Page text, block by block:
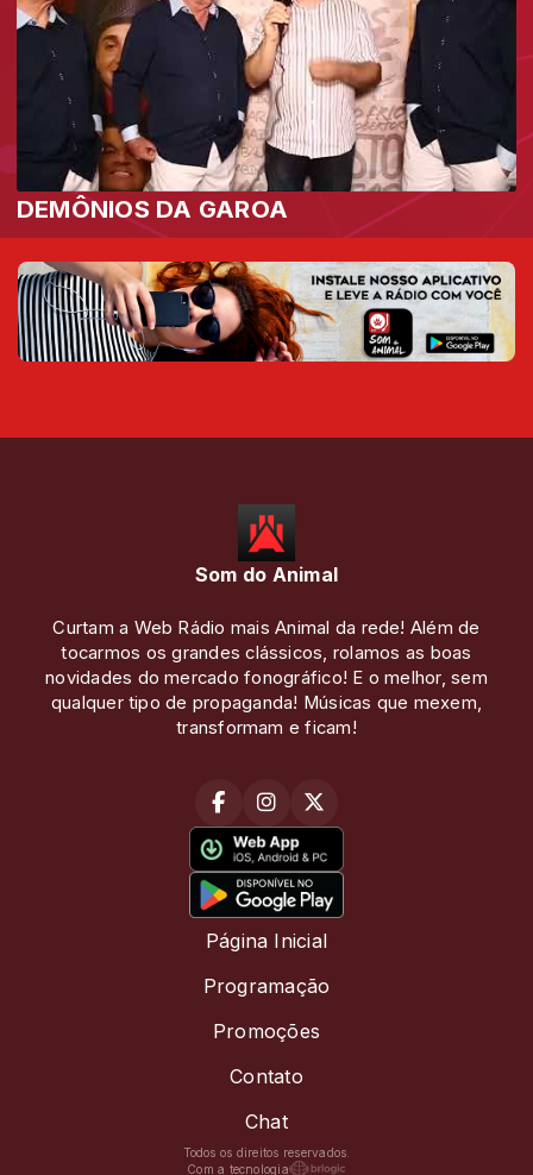
DEMÔNIOS DA GAROA
Som do Animal
Curtam a Web Rádio mais Animal da rede! Além de
tocarmos os grandes clássicos, rolamos as boas
novidades do mercado fonográfico! E o melhor, sem
qualquer tipo de propaganda! Músicas que mexem,
transformam e ficam!
Página Inicial
Programação
Promoções
Contato
Chat
Todos os direitos reservados.
Com a tecnologia